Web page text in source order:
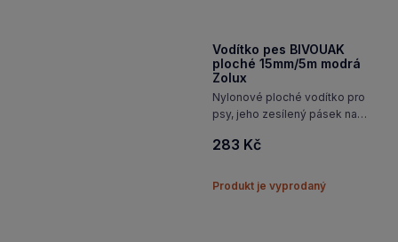
Vodítko pes BIVOUAK
ploché 15mm/5m modrá
Zolux
Nylonové ploché vodítko pro
psy, jeho zesílený pásek na
a bezpečné uchopení.
283 Kč
Produkt je vyprodaný